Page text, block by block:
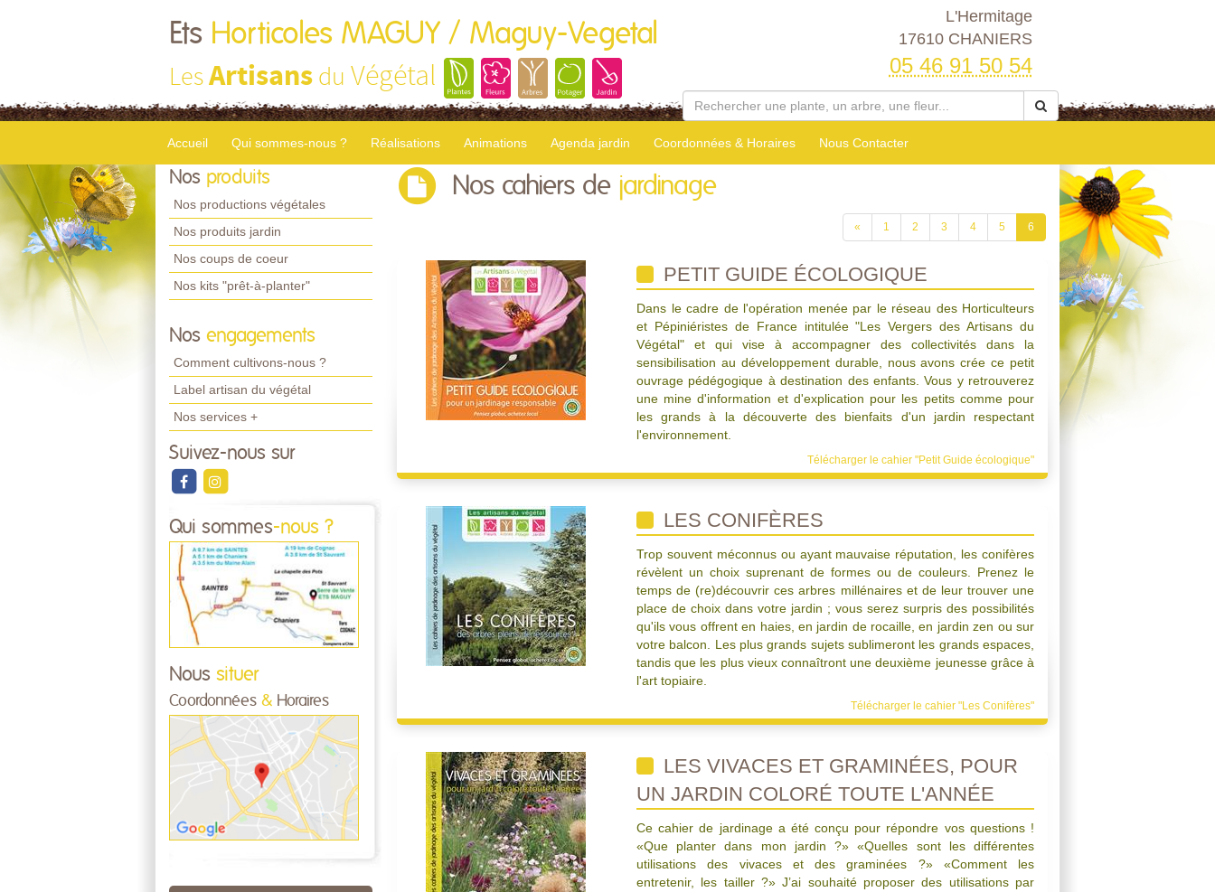
Ets Horticoles MAGUY / Maguy-Vegetal
LesArtisans du Végétal
L'Hermitage
17610 CHANIERS
05 46 91 50 54
Accueil Qui sommes-nous ? Réalisations Animations Agenda jardin Coordonnées & Horaires Nous Contacter
Nos produits
Nos productions végétales
Nos produits jardin
Nos coups de coeur
Nos kits "prêt-à-planter"
Nos engagements
Comment cultivons-nous ?
Label artisan du végétal
Nos services +
Suivez-nous sur
Qui sommes-nous ?
Nous situer
Coordonnées & Horaires
Nos cahiers de jardinage
« 1 2 3 4 5 6
PETIT GUIDE ÉCOLOGIQUE
Dans le cadre de l'opération menée par le réseau des Horticulteurs
et Pépiniéristes de France intitulée "Les Vergers des Artisans du
Végétal" et qui vise à accompagner des collectivités dans la
sensibilisation au développement durable, nous avons crée ce petit
ouvrage pédégogique à destination des enfants. Vous y retrouverez
une mine d'information et d'explication pour les petits comme pour
les grands à la découverte des bienfaits d'un jardin respectant
l'environnement.
Télécharger le cahier "Petit Guide écologique"
LES CONIFÈRES
Trop souvent méconnus ou ayant mauvaise réputation, les conifères
révèlent un choix suprenant de formes ou de couleurs. Prenez le
temps de (re)découvrir ces arbres millénaires et de leur trouver une
place de choix dans votre jardin ; vous serez surpris des possibilités
qu'ils vous offrent en haies, en jardin de rocaille, en jardin zen ou sur
votre balcon. Les plus grands sujets sublimeront les grands espaces,
tandis que les plus vieux connaîtront une deuxième jeunesse grâce à
l'art topiaire.
Télécharger le cahier "Les Conifères"
LES VIVACES ET GRAMINÉES, POUR
UN JARDIN COLORÉ TOUTE L'ANNÉE
Ce cahier de jardinage a été conçu pour répondre vos questions !
«Que planter dans mon jardin ?» «Quelles sont les différentes
utilisations des vivaces et des graminées ?» «Comment les
entretenir, les tailler ?» J’ai souhaité proposer des utilisations par